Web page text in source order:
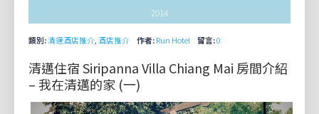
2014
類別:清邁酒店推介 ,酒店推介 作者:Run Hotel 留言:0
清邁住宿 Siripanna Villa Chiang Mai 房間介紹
– 我在清邁的家 (一)